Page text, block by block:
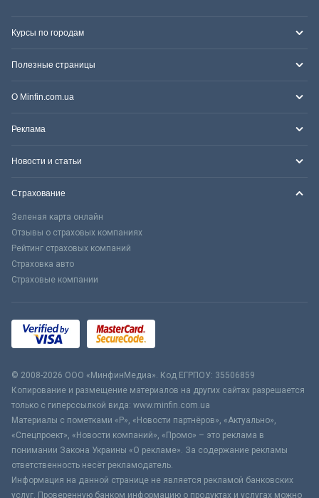
Курсы по городам
Полезные страницы
О Minfin.com.ua
Реклама
Новости и статьи
Страхование
Зеленая карта онлайн
Отзывы о страховых компаниях
Рейтинг страховых компаний
Страховка авто
Страховые компании
© 2008-2026 ООО «МинфинМедиа». Код ЕГРПОУ: 35506859
Копирование и размещение материалов на других сайтах разрешается
только с гиперссылкой вида: www.minfin.com.ua
Материалы с пометками «Р», «Новости партнёров», «Актуально»,
«Спецпроект», «Новости компаний», «Промо» – это реклама в
понимании Закона Украины «О рекламе». За содержание рекламы
ответственность несёт рекламодатель.
Информация на данной странице не является рекламой банковских
услуг. Проверенную банком информацию о продуктах и услугах можно